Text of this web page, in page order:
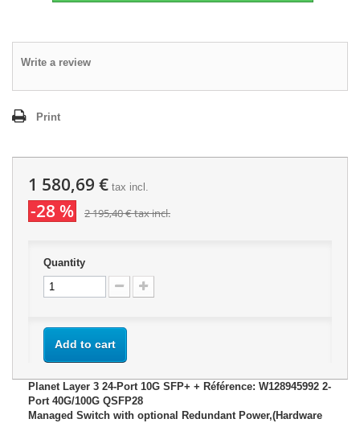
Write a review
Print
1 580,69 € tax incl.
-28 % 2 195,40 €tax incl.
Quantity
Add to cart
Planet Layer 3 24-Port 10G SFP+ + Référence: W128945992 2-
Port 40G/100G QSFP28
Managed Switch with optional Redundant Power,(Hardware